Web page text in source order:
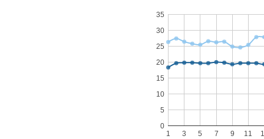
1 3 5 7 9 11
0
5
10
15
20
25
30
35